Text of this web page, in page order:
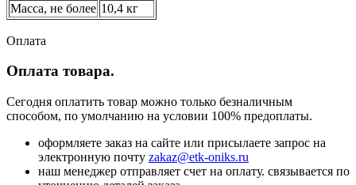
Масса, не более 10,4 кг
Оплата
Оплата товара.
Сегодня оплатить товар можно только безналичным
способом, по умолчанию на условии 100% предоплаты.
оформляете заказ на сайте или присылаете запрос на
электронную почту zakaz@etk-oniks.ru
наш менеджер отправляет счет на оплату. связывается по